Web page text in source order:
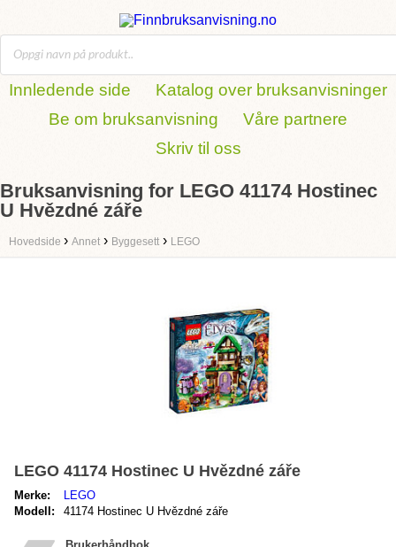
Innledende side
Katalog over bruksanvisninger
Be om bruksanvisning
Våre partnere
Skriv til oss
Bruksanvisning for LEGO 41174 Hostinec
U Hvězdné záře
Hovedside › Annet › Byggesett › LEGO
LEGO 41174 Hostinec U Hvězdné záře
Merke:
LEGO
Modell:
41174 Hostinec U Hvězdné záře